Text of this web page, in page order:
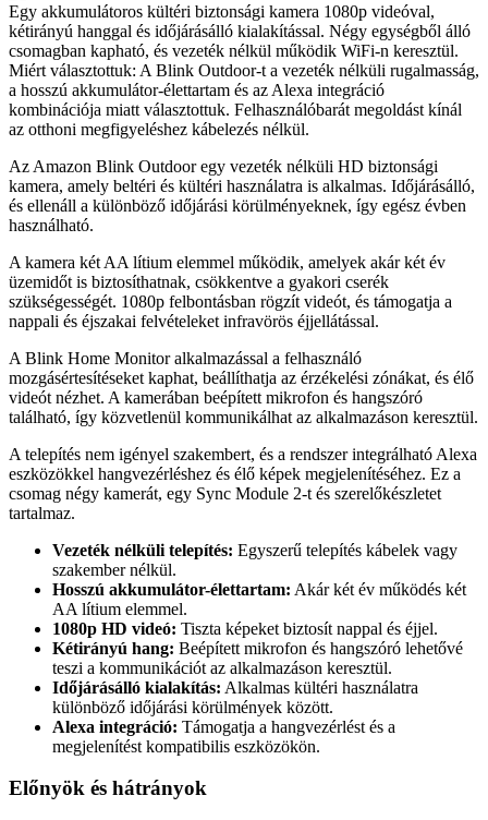
Egy akkumulátoros kültéri biztonsági kamera 1080p videóval,
kétirányú hanggal és időjárásálló kialakítással. Négy egységből álló
csomagban kapható, és vezeték nélkül működik WiFi-n keresztül.
Miért választottuk: A Blink Outdoor-t a vezeték nélküli rugalmasság,
a hosszú akkumulátor-élettartam és az Alexa integráció
kombinációja miatt választottuk. Felhasználóbarát megoldást kínál
az otthoni megfigyeléshez kábelezés nélkül.
Az Amazon Blink Outdoor egy vezeték nélküli HD biztonsági
kamera, amely beltéri és kültéri használatra is alkalmas. Időjárásálló,
és ellenáll a különböző időjárási körülményeknek, így egész évben
használható.
A kamera két AA lítium elemmel működik, amelyek akár két év
üzemidőt is biztosíthatnak, csökkentve a gyakori cserék
szükségességét. 1080p felbontásban rögzít videót, és támogatja a
nappali és éjszakai felvételeket infravörös éjjellátással.
A Blink Home Monitor alkalmazással a felhasználó
mozgásértesítéseket kaphat, beállíthatja az érzékelési zónákat, és élő
videót nézhet. A kamerában beépített mikrofon és hangszóró
található, így közvetlenül kommunikálhat az alkalmazáson keresztül.
A telepítés nem igényel szakembert, és a rendszer integrálható Alexa
eszközökkel hangvezérléshez és élő képek megjelenítéséhez. Ez a
csomag négy kamerát, egy Sync Module 2-t és szerelőkészletet
tartalmaz.
Vezeték nélküli telepítés: Egyszerű telepítés kábelek vagy
szakember nélkül.
Hosszú akkumulátor-élettartam: Akár két év működés két
AA lítium elemmel.
1080p HD videó: Tiszta képeket biztosít nappal és éjjel.
Kétirányú hang: Beépített mikrofon és hangszóró lehetővé
teszi a kommunikációt az alkalmazáson keresztül.
Időjárásálló kialakítás: Alkalmas kültéri használatra
különböző időjárási körülmények között.
Alexa integráció: Támogatja a hangvezérlést és a
megjelenítést kompatibilis eszközökön.
Előnyök és hátrányok